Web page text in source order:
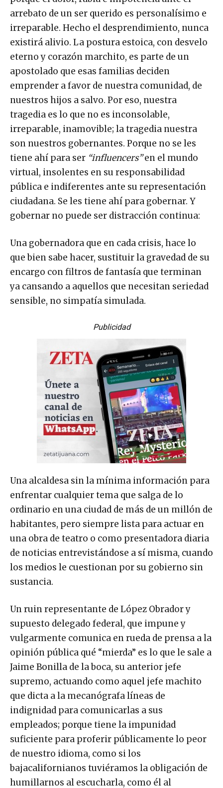
arrebato de un ser querido es personalísimo e
irreparable. Hecho el desprendimiento, nunca
existirá alivio. La postura estoica, con desvelo
eterno y corazón marchito, es parte de un
apostolado que esas familias deciden
emprender a favor de nuestra comunidad, de
nuestros hijos a salvo. Por eso, nuestra
tragedia es lo que no es inconsolable,
irreparable, inamovible; la tragedia nuestra
son nuestros gobernantes. Porque no se les
tiene ahí para ser
“influencers”en el mundo
virtual, insolentes en su responsabilidad
pública e indiferentes ante su representación
ciudadana. Se les tiene ahí para gobernar. Y
gobernar no puede ser distracción continua:
Una gobernadora que en cada crisis, hace lo
que bien sabe hacer, sustituir la gravedad de su
encargo con filtros de fantasía que terminan
ya cansando a aquellos que necesitan seriedad
sensible, no simpatía simulada.
Publicidad
Una alcaldesa sin la mínima información para
enfrentar cualquier tema que salga de lo
ordinario en una ciudad de más de un millón de
habitantes, pero siempre lista para actuar en
una obra de teatro o como presentadora diaria
de noticias entrevistándose a sí misma, cuando
los medios le cuestionan por su gobierno sin
sustancia.
Un ruin representante de López Obrador y
supuesto delegado federal, que impune y
vulgarmente comunica en rueda de prensa a la
opinión pública qué “mierda” es lo que le sale a
Jaime Bonilla de la boca, su anterior jefe
supremo, actuando como aquel jefe machito
que dicta a la mecanógrafa líneas de
indignidad para comunicarlas a sus
empleados; porque tiene la impunidad
suficiente para proferir públicamente lo peor
de nuestro idioma, como si los
bajacalifornianos tuviéramos la obligación de
humillarnos al escucharla, como él al